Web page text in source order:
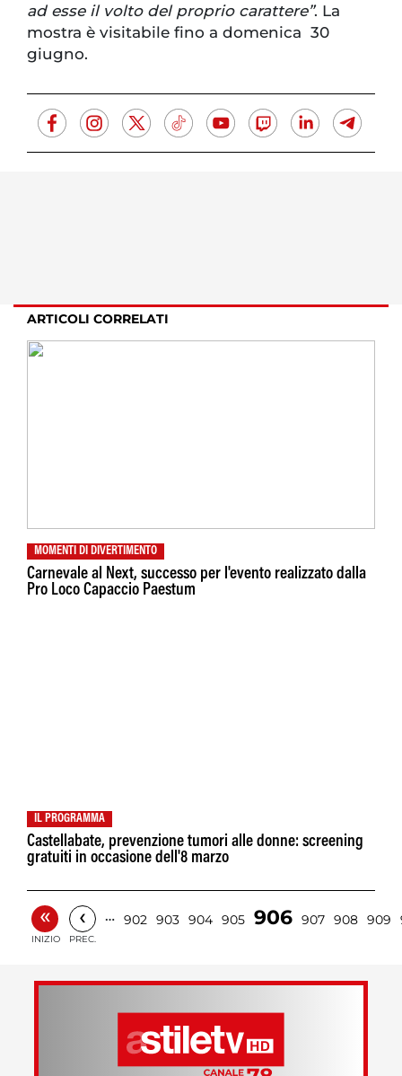
ad esse il volto del proprio carattere”. La
mostra è visitabile fino a domenica 30
giugno.
ARTICOLI CORRELATI
MOMENTI DI DIVERTIMENTO
Carnevale al Next, successo per l'evento realizzato dalla
Pro Loco Capaccio Paestum
IL PROGRAMMA
Castellabate, prevenzione tumori alle donne: screening
gratuiti in occasione dell'8 marzo
«
INIZIO
‹
PREC.
… 902 903 904 905 906 907 908 909